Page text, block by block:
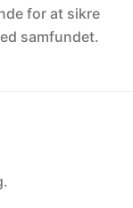
for at sikre
samfundet.